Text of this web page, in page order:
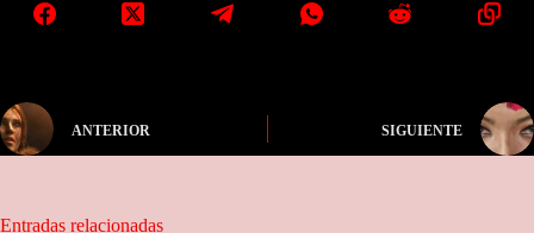
ANTERIOR SIGUIENTE
Entradas relacionadas